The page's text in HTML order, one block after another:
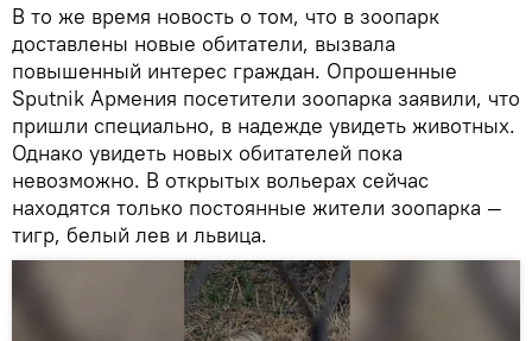
В то же время новость о том, что в зоопарк
доставлены новые обитатели, вызвала
повышенный интерес граждан. Опрошенные
Sputnik Армения посетители зоопарка заявили, что
пришли специально, в надежде увидеть животных.
Однако увидеть новых обитателей пока
невозможно. В открытых вольерах сейчас
находятся только постоянные жители зоопарка —
тигр, белый лев и львица.